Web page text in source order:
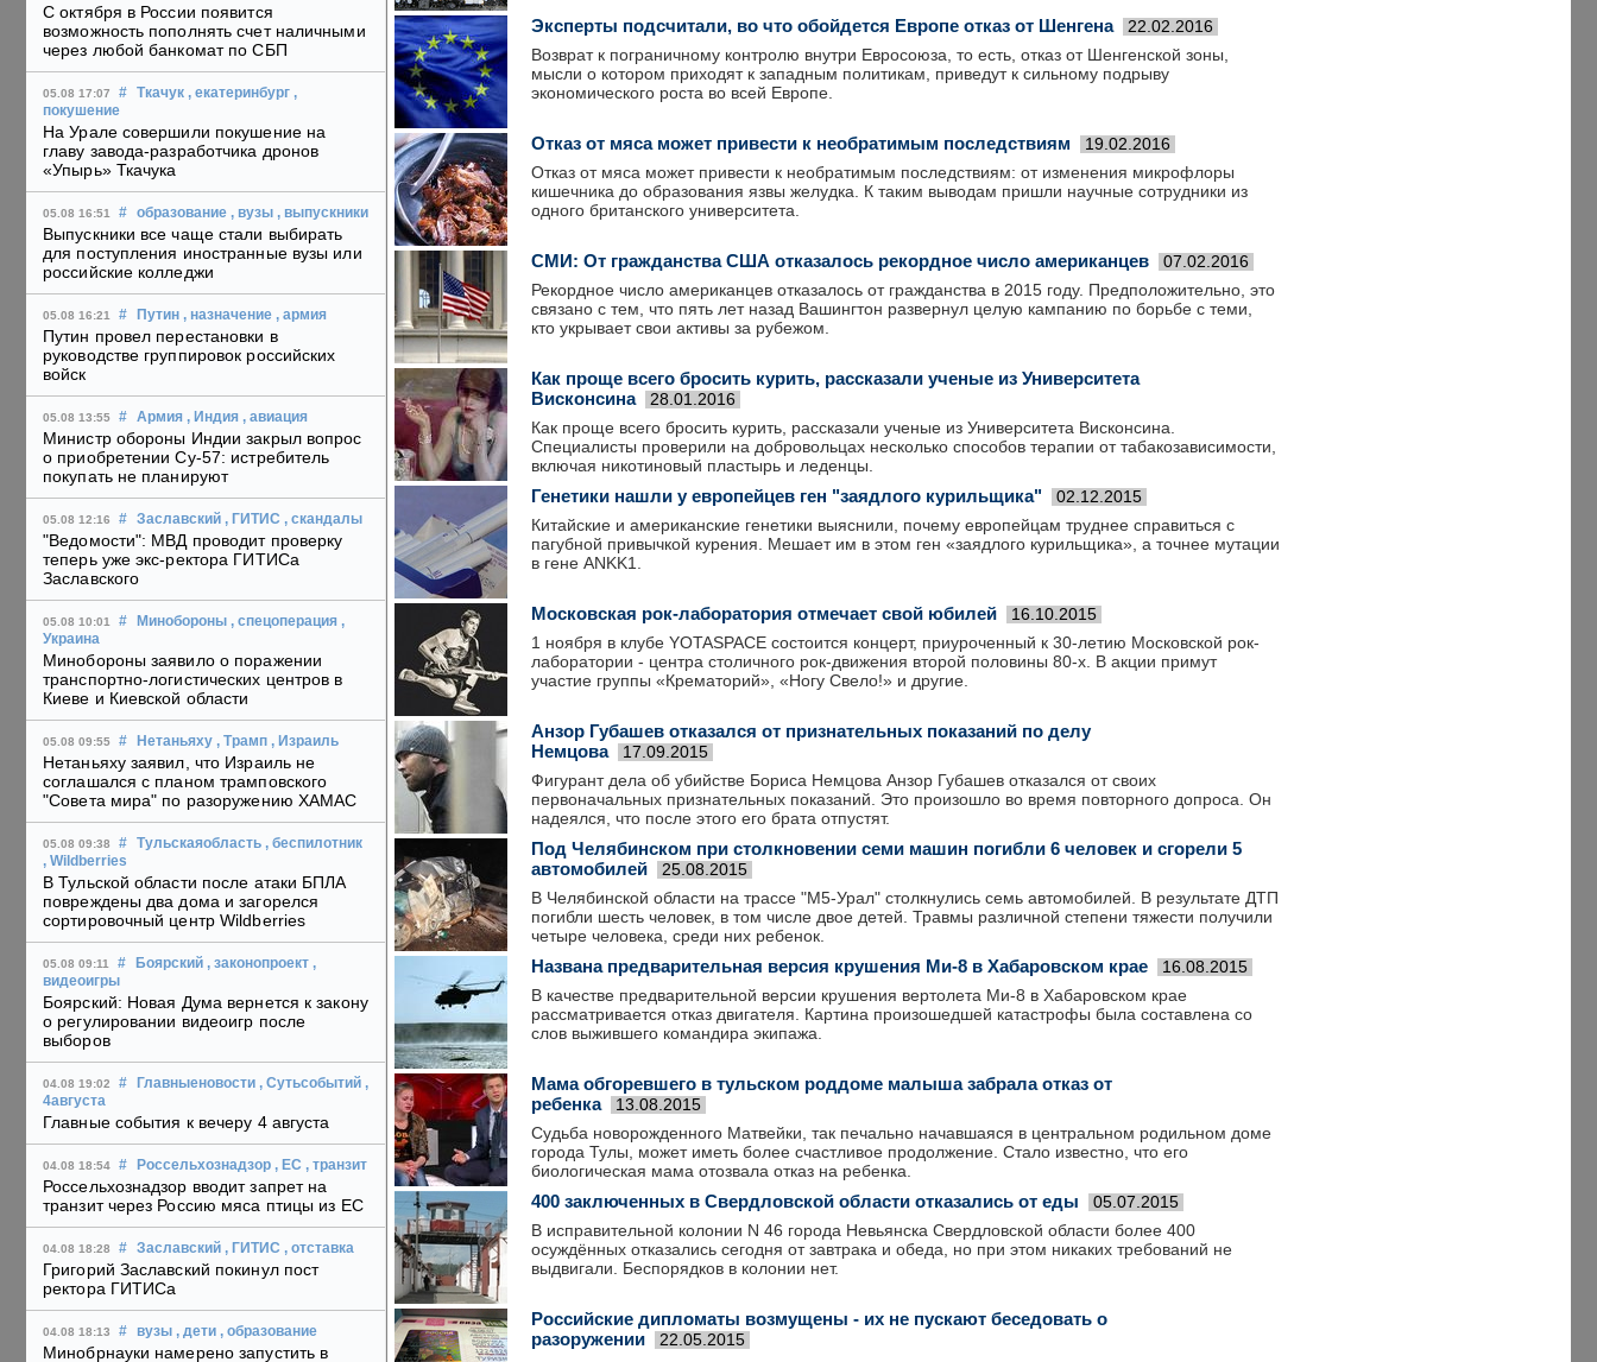
С октября в России появится
возможность пополнять счет наличными
через любой банкомат по СБП
05.08 17:07 # Ткачук , екатеринбург ,
покушение
На Урале совершили покушение на
главу завода-разработчика дронов
«Упырь» Ткачука
05.08 16:51 # образование , вузы , выпускники
Выпускники все чаще стали выбирать
для поступления иностранные вузы или
российские колледжи
05.08 16:21 # Путин , назначение , армия
Путин провел перестановки в
руководстве группировок российских
войск
05.08 13:55 # Армия , Индия , авиация
Министр обороны Индии закрыл вопрос
о приобретении Су-57: истребитель
покупать не планируют
05.08 12:16 # Заславский , ГИТИС , скандалы
"Ведомости": МВД проводит проверку
теперь уже экс-ректора ГИТИСа
Заславского
05.08 10:01 # Минобороны , спецоперация ,
Украина
Минобороны заявило о поражении
транспортно-логистических центров в
Киеве и Киевской области
05.08 09:55 # Нетаньяху , Трамп , Израиль
Нетаньяху заявил, что Израиль не
соглашался с планом трамповского
"Совета мира" по разоружению ХАМАС
05.08 09:38 # Тульскаяобласть , беспилотник
, Wildberries
В Тульской области после атаки БПЛА
повреждены два дома и загорелся
сортировочный центр Wildberries
05.08 09:11 # Боярский , законопроект ,
видеоигры
Боярский: Новая Дума вернется к закону
о регулировании видеоигр после
выборов
04.08 19:02 # Главныеновости , Сутьсобытий ,
4августа
Главные события к вечеру 4 августа
04.08 18:54 # Россельхознадзор , ЕС , транзит
Россельхознадзор вводит запрет на
транзит через Россию мяса птицы из ЕС
04.08 18:28 # Заславский , ГИТИС , отставка
Григорий Заславский покинул пост
ректора ГИТИСа
04.08 18:13 # вузы , дети , образование
Минобрнауки намерено запустить в
Эксперты подсчитали, во что обойдется Европе отказ от Шенгена 22.02.2016
Возврат к пограничному контролю внутри Евросоюза, то есть, отказ от Шенгенской зоны,
мысли о котором приходят к западным политикам, приведут к сильному подрыву
экономического роста во всей Европе.
Отказ от мяса может привести к необратимым последствиям 19.02.2016
Отказ от мяса может привести к необратимым последствиям: от изменения микрофлоры
кишечника до образования язвы желудка. К таким выводам пришли научные сотрудники из
одного британского университета.
СМИ: От гражданства США отказалось рекордное число американцев 07.02.2016
Рекордное число американцев отказалось от гражданства в 2015 году. Предположительно, это
связано с тем, что пять лет назад Вашингтон развернул целую кампанию по борьбе с теми,
кто укрывает свои активы за рубежом.
Как проще всего бросить курить, рассказали ученые из Университета
Висконсина
28.01.2016
Как проще всего бросить курить, рассказали ученые из Университета Висконсина.
Специалисты проверили на добровольцах несколько способов терапии от табакозависимости,
включая никотиновый пластырь и леденцы.
Генетики нашли у европейцев ген "заядлого курильщика" 02.12.2015
Китайские и американские генетики выяснили, почему европейцам труднее справиться с
пагубной привычкой курения. Мешает им в этом ген «заядлого курильщика», а точнее мутации
в гене ANKK1.
Московская рок-лаборатория отмечает свой юбилей 16.10.2015
1 ноября в клубе YOTASPACE состоится концерт, приуроченный к 30-летию Московской рок-
лаборатории - центра столичного рок-движения второй половины 80-х. В акции примут
участие группы «Крематорий», «Ногу Свело!» и другие.
Анзор Губашев отказался от признательных показаний по делу
Немцова
17.09.2015
Фигурант дела об убийстве Бориса Немцова Анзор Губашев отказался от своих
первоначальных признательных показаний. Это произошло во время повторного допроса. Он
надеялся, что после этого его брата отпустят.
Под Челябинском при столкновении семи машин погибли 6 человек и сгорели 5
автомобилей
25.08.2015
В Челябинской области на трассе "М5-Урал" столкнулись семь автомобилей. В результате ДТП
погибли шесть человек, в том числе двое детей. Травмы различной степени тяжести получили
четыре человека, среди них ребенок.
Названа предварительная версия крушения Ми-8 в Хабаровском крае 16.08.2015
В качестве предварительной версии крушения вертолета Ми-8 в Хабаровском крае
рассматривается отказ двигателя. Картина произошедшей катастрофы была составлена со
слов выжившего командира экипажа.
Мама обгоревшего в тульском роддоме малыша забрала отказ от
ребенка
13.08.2015
Судьба новорожденного Матвейки, так печально начавшаяся в центральном родильном доме
города Тулы, может иметь более счастливое продолжение. Стало известно, что его
биологическая мама отозвала отказ на ребенка.
400 заключенных в Свердловской области отказались от еды 05.07.2015
В исправительной колонии N 46 города Невьянска Свердловской области более 400
осуждённых отказались сегодня от завтрака и обеда, но при этом никаких требований не
выдвигали. Беспорядков в колонии нет.
Российские дипломаты возмущены - их не пускают беседовать о
разоружении
22.05.2015